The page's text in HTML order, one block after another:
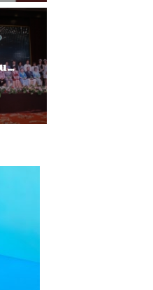
มยับยั้งชั่งใจ
ประมวลภาพงานราตรี 80 ปี สุขภาพจิตดี กับโรงพยาบาลสวนปรุง